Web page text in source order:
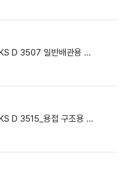
(신) KS 표준 열람 서비스 - KS D 3507 일반배관용 탄소 강관
(신) KS 표준 열람 서비스 - KS D 3515_용접 구조용 압연 강재